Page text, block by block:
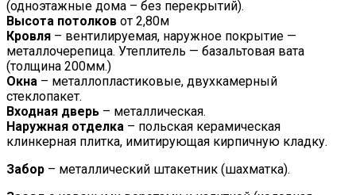
(одноэтажные дома – без перекрытий).
Высота потолков от 2,80м
Кровля – вентилируемая, наружное покрытие —
металлочерепица. Утеплитель — базальтовая вата
(толщина 200мм.)
Окна – металлопластиковые, двухкамерный
стеклопакет.
Входная дверь – металлическая.
Наружная отделка – польская керамическая
клинкерная плитка, имитирующая кирпичную кладку.
Забор – металлический штакетник (шахматка).